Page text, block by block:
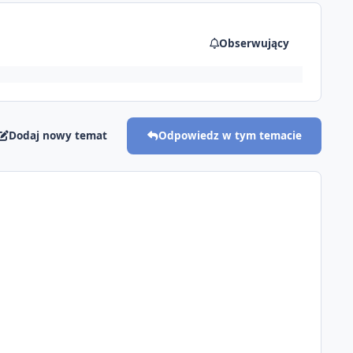
Obserwujący
Dodaj nowy temat Odpowiedz w tym temacie